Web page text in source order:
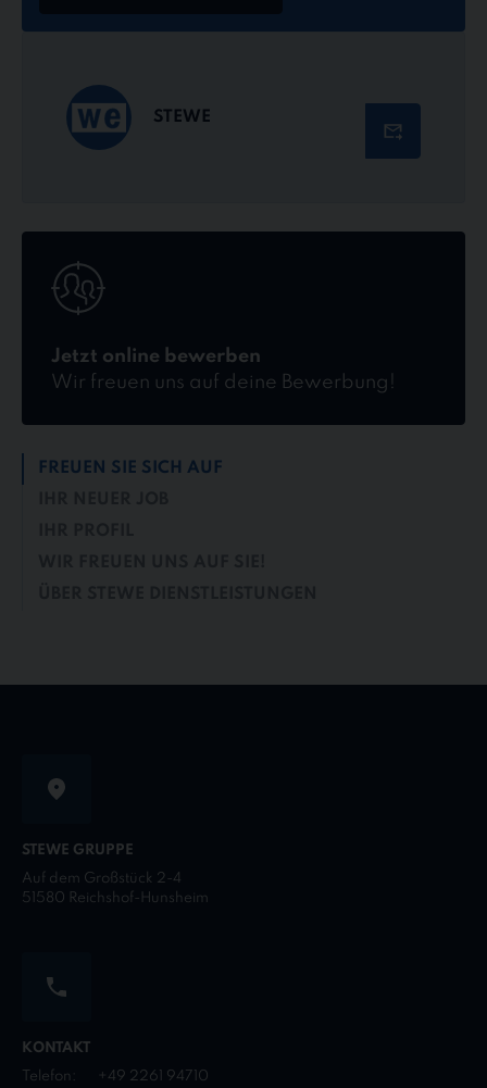
STEWE
Jetzt online bewerben
Wir freuen uns auf deine Bewerbung!
online
bewerben
FREUEN SIE SICH AUF
STEWE GRUPPE
Auf dem Großstück 2-4
51580 Reichshof-Hunsheim
KONTAKT
Telefon:
+49 2261 94710